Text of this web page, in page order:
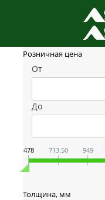
Фильтр товаров
Розничная цена
От
До
478 713.50 949
Толщина, мм